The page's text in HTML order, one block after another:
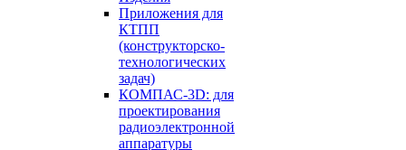
Приложения для
КТПП
(конструкторско-
технологических
задач)
КОМПАС-3D: для
проектирования
радиоэлектронной
аппаратуры